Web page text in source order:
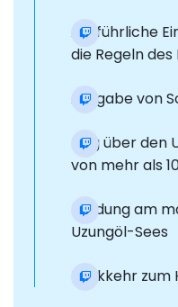
Ausführliche
die Regeln
Ausgabe von
Flug über den
von mehr als
Landung am
Uzungöl-Sees
Rückkehr zum